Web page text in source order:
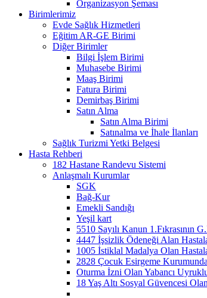
Organizasyon Şeması
Birimlerimiz
Evde Sağlık Hizmetleri
Eğitim AR-GE Birimi
Diğer Birimler
Bilgi İşlem Birimi
Muhasebe Birimi
Maaş Birimi
Fatura Birimi
Demirbaş Birimi
Satın Alma
Satın Alma Birimi
Satınalma ve İhale İlanları
Sağlık Turizmi Yetki Belgesi
Hasta Rehberi
182 Hastane Randevu Sistemi
Anlaşmalı Kurumlar
SGK
Bağ-Kur
Emekli Sandığı
Yeşil kart
5510 Sayılı Kanun 1.Fıkrasının
4447 İşsizlik Ödeneği Alan
1005 İstiklal Madalya Olan
2828 Çocuk Esirgeme
Oturma İzni Olan Yabancı
18 Yaş Altı Sosyal Güvencesi